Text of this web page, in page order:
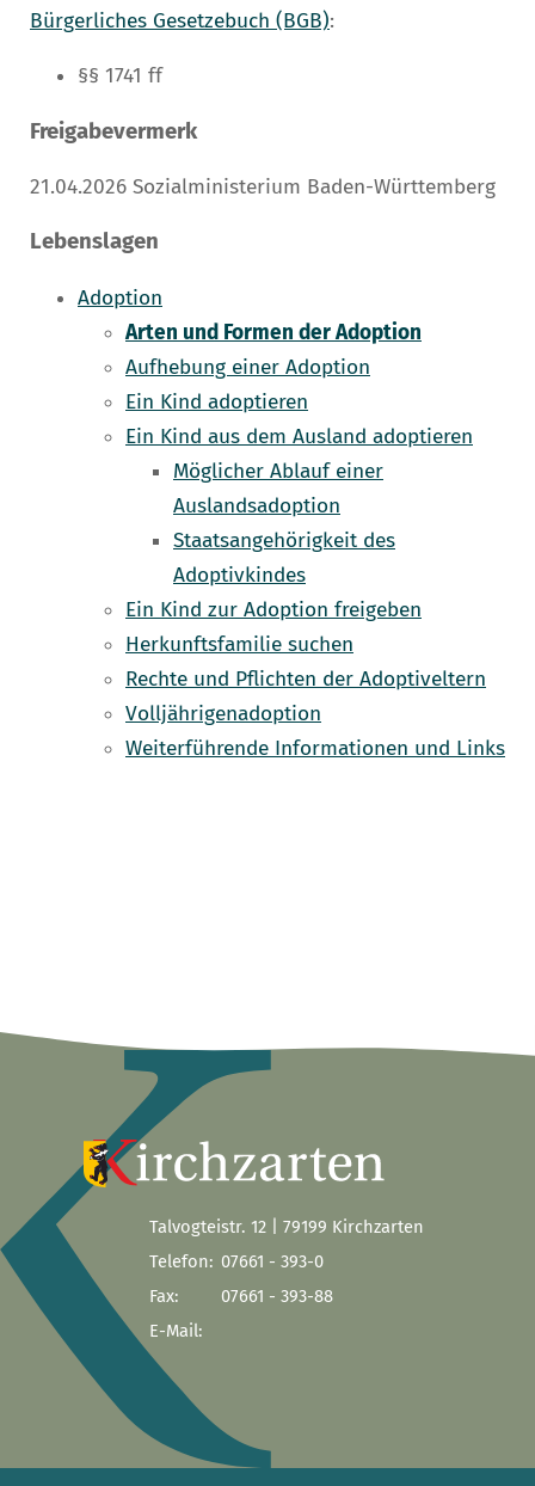
Bürgerliches Gesetzebuch (BGB):
§§ 1741 ff
Freigabevermerk
21.04.2026 Sozialministerium Baden-Württemberg
Lebenslagen
Adoption
Arten und Formen der Adoption
Aufhebung einer Adoption
Ein Kind adoptieren
Ein Kind aus dem Ausland adoptieren
Möglicher Ablauf einer
Auslandsadoption
Staatsangehörigkeit des
Adoptivkindes
Ein Kind zur Adoption freigeben
Herkunftsfamilie suchen
Rechte und Pflichten der Adoptiveltern
Volljährigenadoption
Weiterführende Informationen und Links
Talvogteistr. 12 | 79199 Kirchzarten
Telefon: 07661 - 393-0
Fax:
07661 - 393-88
E-Mail: